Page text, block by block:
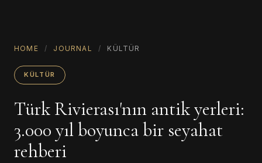
HOME / JOURNAL / KÜLTÜR
KÜLTÜR
Türk Rivierası'nın antik yerleri:
3.000 yıl boyunca bir seyahat
rehberi